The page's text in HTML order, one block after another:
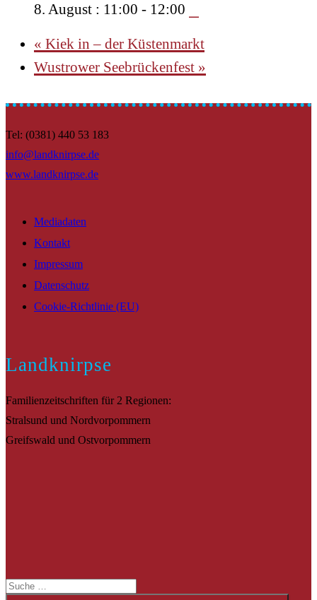
8. August : 11:00 - 12:00
« Kiek in – der Küstenmarkt
Wustrower Seebrückenfest »
Tel: (0381) 440 53 183
info@landknirpse.de
www.landknirpse.de
Mediadaten
Kontakt
Impressum
Datenschutz
Cookie-Richtlinie (EU)
Landknirpse
Familienzeitschriften für 2 Regionen:
Stralsund und Nordvorpommern
Greifswald und Ostvorpommern